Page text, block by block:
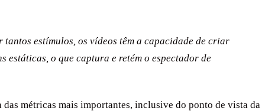
estímulos, os vídeos têm a capacidade de criar
estáticas, o que captura e retém o espectador de
métricas mais importantes, inclusive do ponto de vista da